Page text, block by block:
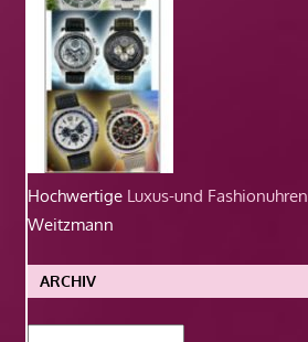
Hochwertige Luxus-und Fashionuhren
Weitzmann
ARCHIV